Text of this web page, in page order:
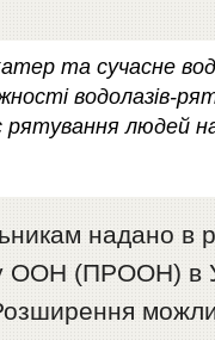
та сучасне
водолазів-
рятування людей
надано в
ООН (ПРООН) в